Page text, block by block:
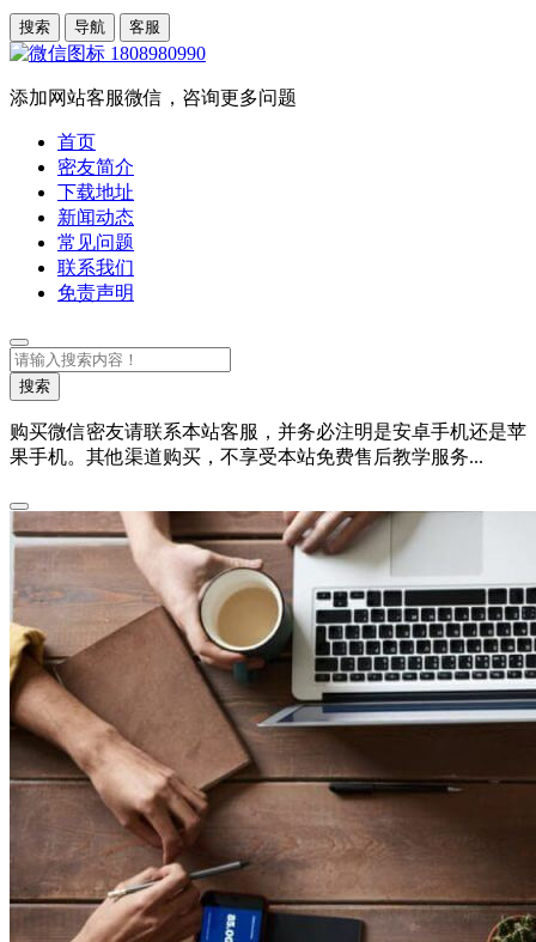
搜索 导航 客服
1808980990
添加网站客服微信，咨询更多问题
首页
密友简介
下载地址
新闻动态
常见问题
联系我们
免责声明
搜
索搜索
购买微信密友请联系本站客服，并务必注明是安卓手机还是苹
果手机。其他渠道购买，不享受本站免费售后教学服务...